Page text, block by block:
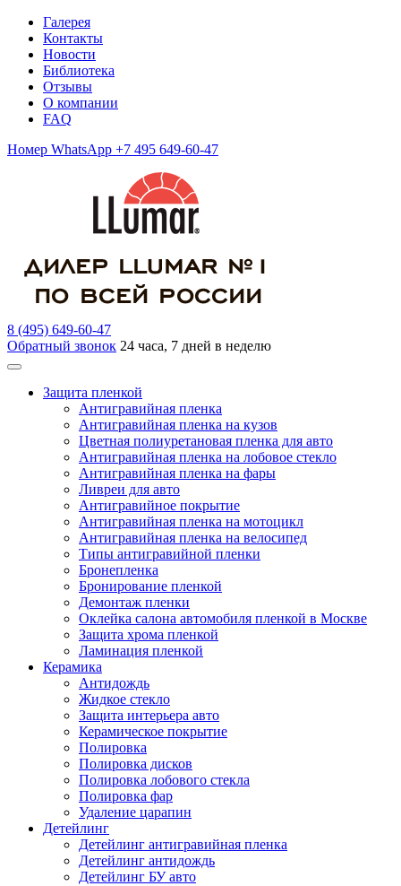
Галерея
Контакты
Новости
Библиотека
Отзывы
О компании
FAQ
Номер WhatsApp +7 495 649-60-47
8 (495) 649-60-47
Обратный звонок 24 часа, 7 дней в неделю
Защита пленкой
Антигравийная пленка
Антигравийная пленка на кузов
Цветная полиуретановая пленка для авто
Антигравийная пленка на лобовое стекло
Антигравийная пленка на фары
Ливреи для авто
Антигравийное покрытие
Антигравийная пленка на мотоцикл
Антигравийная пленка на велосипед
Типы антигравийной пленки
Бронепленка
Бронирование пленкой
Демонтаж пленки
Оклейка салона автомобиля пленкой в Москве
Защита хрома пленкой
Ламинация пленкой
Керамика
Антидождь
Жидкое стекло
Защита интерьера авто
Керамическое покрытие
Полировка
Полировка дисков
Полировка лобового стекла
Полировка фар
Удаление царапин
Детейлинг
Детейлинг антигравийная пленка
Детейлинг антидождь
Детейлинг БУ авто